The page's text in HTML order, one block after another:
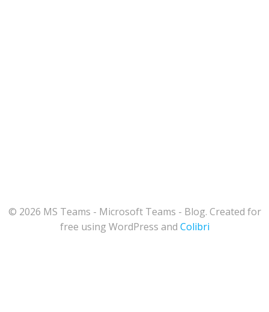
© 2026 MS Teams - Microsoft Teams - Blog. Created for
free using WordPress and Colibri